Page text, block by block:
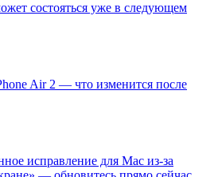
состояться уже в следующем
Air 2 — что изменится после
исправление для Mac из-за